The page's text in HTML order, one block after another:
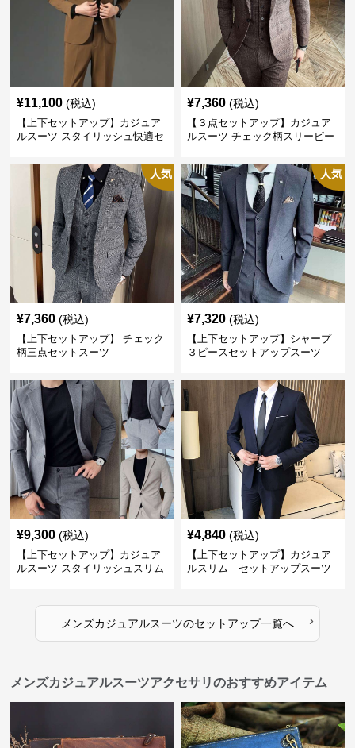
¥11,100 (税込)
【上下セットアップ】カジュア
ルスーツ スタイリッシュ快適セ
¥7,360 (税込)
【３点セットアップ】カジュア
ルスーツ チェック柄スリーピー
人気
¥7,360 (税込)
【上下セットアップ】 チェック
柄三点セットスーツ
人気
¥7,320 (税込)
【上下セットアップ】シャープ
３ピースセットアップスーツ
¥9,300 (税込)
【上下セットアップ】カジュア
ルスーツ スタイリッシュスリム
¥4,840 (税込)
【上下セットアップ】カジュア
ルスリム セットアップスーツ
メンズカジュアルスーツのセットアップ一覧へ ›
メンズカジュアルスーツアクセサリのおすすめアイテム